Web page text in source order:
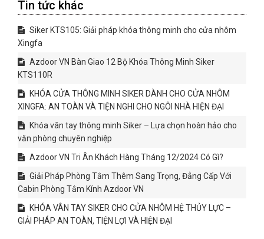
Tin tức khác
Siker KTS105: Giải pháp khóa thông minh cho cửa nhôm
Xingfa
Azdoor VN Bàn Giao 12 Bộ Khóa Thông Minh Siker
KTS110R
KHÓA CỬA THÔNG MINH SIKER DÀNH CHO CỬA NHÔM
XINGFA: AN TOÀN VÀ TIỆN NGHI CHO NGÔI NHÀ HIỆN ĐẠI
Khóa vân tay thông minh Siker – Lựa chọn hoàn hảo cho
văn phòng chuyên nghiệp
Azdoor VN Tri Ân Khách Hàng Tháng 12/2024 Có Gì?
Giải Pháp Phòng Tắm Thêm Sang Trọng, Đẳng Cấp Với
Cabin Phòng Tắm Kính Azdoor VN
KHÓA VÂN TAY SIKER CHO CỬA NHÔM HỆ THỦY LỰC –
GIẢI PHÁP AN TOÀN, TIỆN LỢI VÀ HIỆN ĐẠI